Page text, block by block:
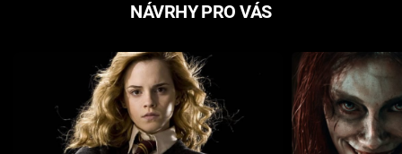
NÁVRHY PRO VÁS